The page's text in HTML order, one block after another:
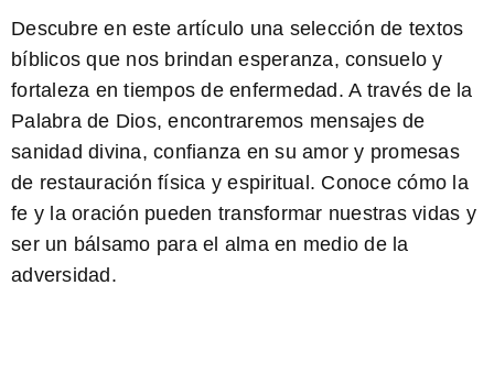
Descubre en este artículo una selección de textos
bíblicos que nos brindan esperanza, consuelo y
fortaleza en tiempos de enfermedad. A través de la
Palabra de Dios, encontraremos mensajes de
sanidad divina, confianza en su amor y promesas
de restauración física y espiritual. Conoce cómo la
fe y la oración pueden transformar nuestras vidas y
ser un bálsamo para el alma en medio de la
adversidad.